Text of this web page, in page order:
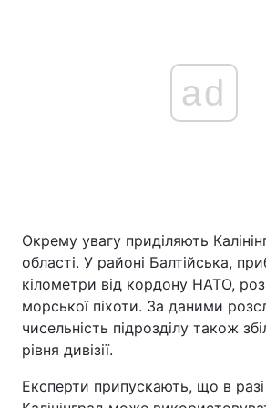
ad
Окрему увагу приділяють
області. У районі Балтійська,
кілометри від кордону НАТО,
морської піхоти. За даними
чисельність підрозділу також
рівня дивізії.
Експерти припускають, що в разі